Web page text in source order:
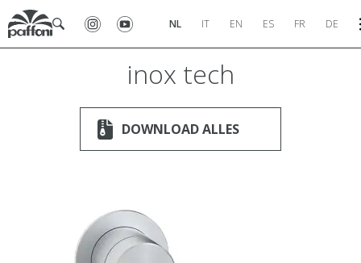
NL IT EN ES FR DE
inox tech
DOWNLOAD ALLES